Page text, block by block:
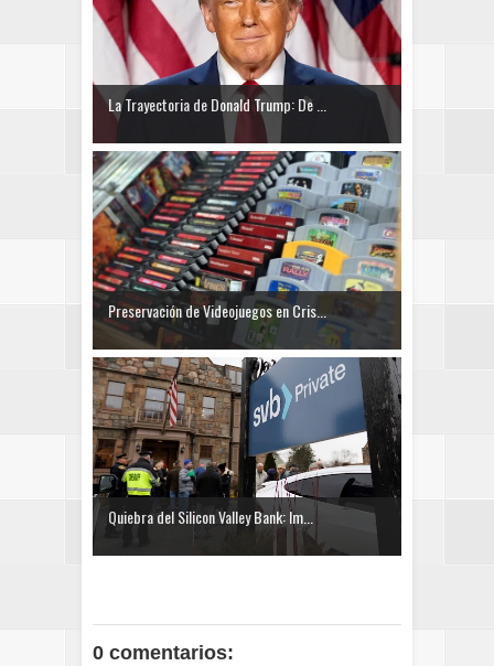
La Trayectoria de Donald Trump: De ...
Preservación de Videojuegos en Cris...
Quiebra del Silicon Valley Bank: Im...
0 comentarios: